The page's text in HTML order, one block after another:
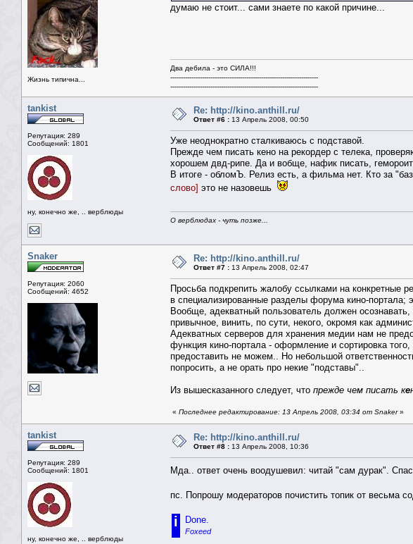
Жизнь типична...
думаю не стоит... сами знаете по какой причине...
Два дебила - это СИЛА!!!
----------------------------------------------------------------------
----------------------------------------------------------------------
tankist
Репутация: 289
Сообщений: 1801
ну, конечно же, .. верблюды
Re: http://kino.anthill.ru/
Ответ #6 : 13 Апрель 2008, 00:50
Уже неоднократно сталкиваюсь с подставой.
Прежде чем писать кено на рекордер с телека,
хорошем двд-рипе. Да и вобще, нафик писать,
В итоге - обломЪ. Релиз есть, а фильма нет. Кто за
слово] это не назовешь
О верблюдах - чуть позже...
Snaker
Репутация: 2060
Сообщений: 4652
Re: http://kino.anthill.ru/
Ответ #7 : 13 Апрель 2008, 02:47
Просьба подкрепить жалобу ссылками на конкретные
в специализированные разделы форума кино-портала;
Вообще, адекватный пользователь должен
привычное, винить, по сути, некого, окромя как
Адекватных серверов для хранения медии нам не
функция кино-портала - оформление и сортировка
предоставить не можем.. Но небольшой
попросить, а не орать про некие "подставы"..
Из вышесказанного следует, что прежде чем писать ке
« Последнее редактирование: 13 Апрель 2008, 03:34 от Snaker»
tankist
Репутация: 289
Сообщений: 1801
ну, конечно же, .. верблюды
Re: http://kino.anthill.ru/
Ответ #8 : 13 Апрель 2008, 10:36
Мда.. ответ очень воодушевил: читай "сам дурак".
пс. Попрошу модераторов почистить топик от весьма
i Done.
Foxeed